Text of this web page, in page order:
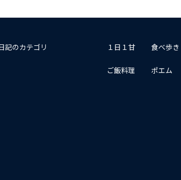
記のカテゴリ １日１甘 食べ歩き
ご飯料理 ポエム